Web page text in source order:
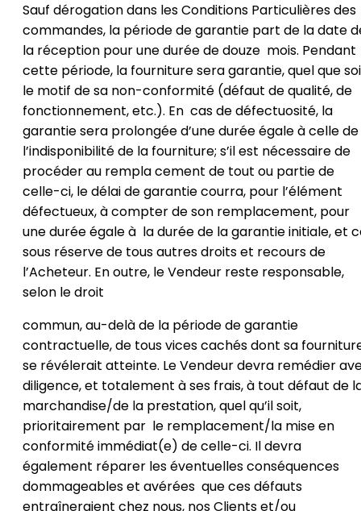
Sauf dérogation dans les Conditions Particulières des
commandes, la période de garantie part de la date
la réception pour une durée de douze mois. Pendant
cette période, la fourniture sera garantie, quel que
le motif de sa non-conformité (défaut de qualité, de
fonctionnement, etc.). En cas de défectuosité, la
garantie sera prolongée d’une durée égale à celle de
l’indisponibilité de la fourniture; s’il est nécessaire de
procéder au rempla cement de tout ou partie de
celle-ci, le délai de garantie courra, pour l’élément
défectueux, à compter de son remplacement, pour
une durée égale à la durée de la garantie initiale, et
sous réserve de tous autres droits et recours de
l’Acheteur. En outre, le Vendeur reste responsable,
selon le droit
commun, au-delà de la période de garantie
contractuelle, de tous vices cachés dont sa
se révélerait atteinte. Le Vendeur devra remédier
diligence, et totalement à ses frais, à tout défaut de
marchandise/de la prestation, quel qu’il soit,
prioritairement par le remplacement/la mise en
conformité immédiat(e) de celle-ci. Il devra
également réparer les éventuelles conséquences
dommageables et avérées que ces défauts
entraîneraient chez nous, nos Clients et/ou